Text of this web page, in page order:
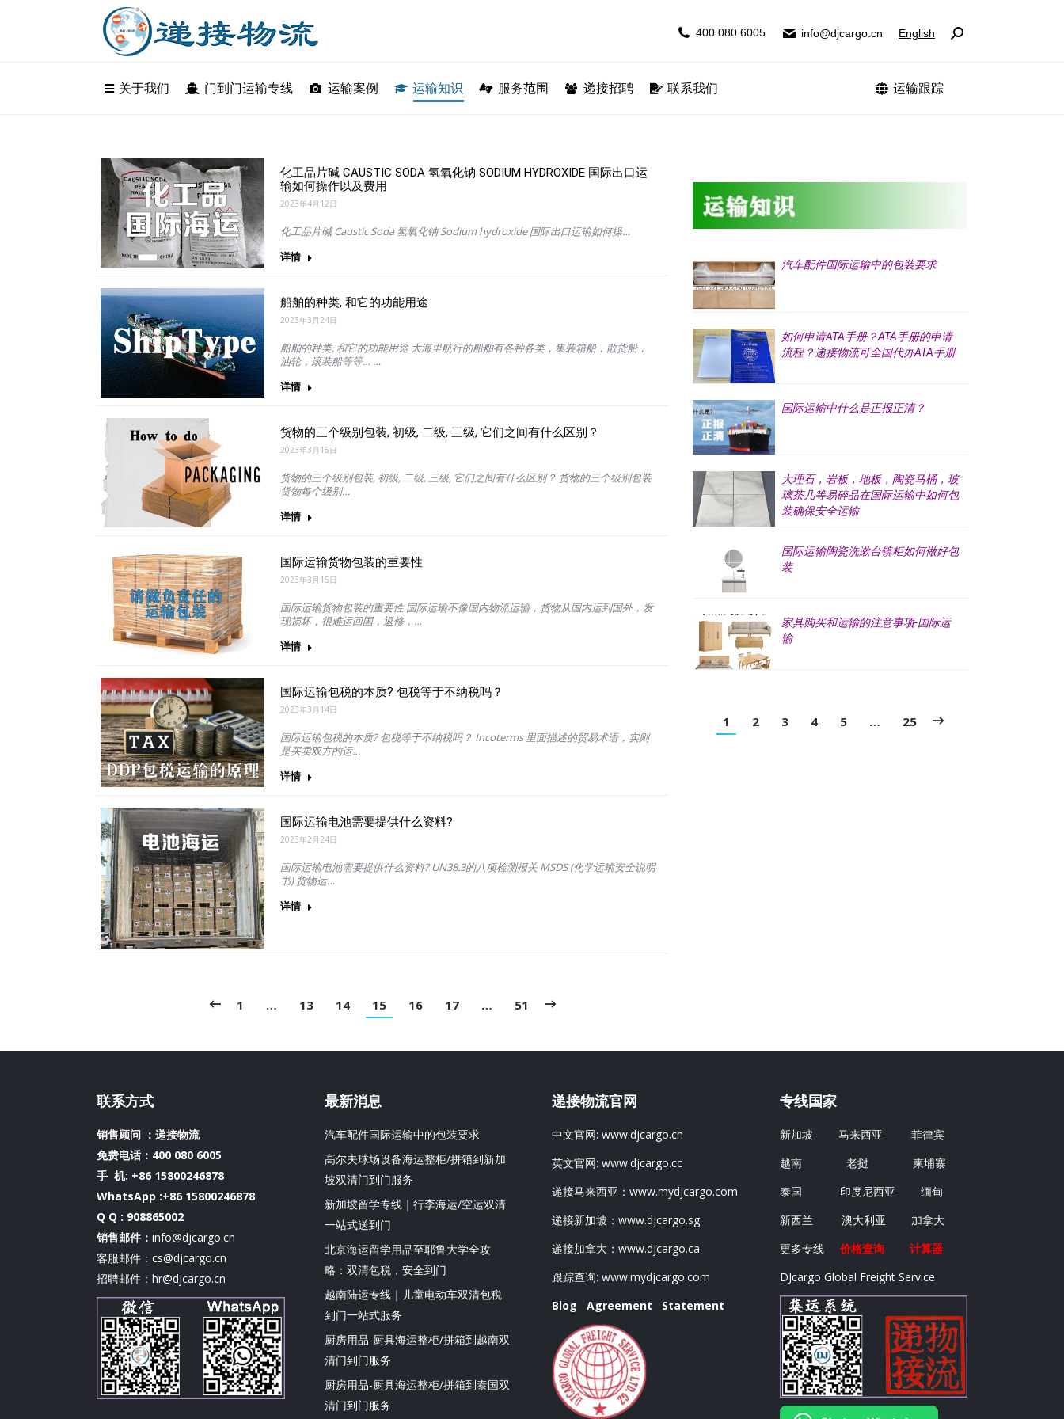
400 080 6005 info@djcargo.cn English Search:
关于我们 门到门运输专线 运输案例 运输知识 服务范围 递接招聘 联系我们 运输跟踪
化工品片碱 CAUSTIC SODA 氢氧化钠 SODIUM HYDROXIDE 国际出口运
输如何操作以及费用
2023年4月12日
化工品片碱 Caustic Soda 氢氧化钠 Sodium hydroxide 国际出口运输如何操…
详情
船舶的种类, 和它的功能用途
2023年3月24日
船舶的种类, 和它的功能用途 大海里航行的船舶有各种各类，集装箱船，散货船，
油轮，滚装船等等… …
详情
货物的三个级别包装, 初级, 二级, 三级, 它们之间有什么区别？
2023年3月15日
货物的三个级别包装, 初级, 二级, 三级, 它们之间有什么区别？ 货物的三个级别包装
货物每个级别…
详情
国际运输货物包装的重要性
2023年3月15日
国际运输货物包装的重要性 国际运输不像国内物流运输，货物从国内运到国外，发
现损坏，很难运回国，返修，…
详情
国际运输包税的本质? 包税等于不纳税吗？
2023年3月14日
国际运输包税的本质? 包税等于不纳税吗？ Incoterms 里面描述的贸易术语，实则
是买卖双方的运…
详情
国际运输电池需要提供什么资料?
2023年2月24日
国际运输电池需要提供什么资料? UN38.3的八项检测报关 MSDS (化学运输安全说明
书) 货物运…
详情
1 … 13 14 15 16 17 … 51
汽车配件国际运输中的包装要求
如何申请ATA手册？ATA手册的申请
流程？递接物流可全国代办ATA手册
国际运输中什么是正报正清？
大理石，岩板，地板，陶瓷马桶，玻
璃茶几等易碎品在国际运输中如何包
装确保安全运输
国际运输陶瓷洗漱台镜柜如何做好包
装
家具购买和运输的注意事项-国际运
输
1 2 3 4 5 … 25
联系方式
销售顾问 ：递接物流
免费电话：400 080 6005
手 机: +86 15800246878
WhatsApp :+86 15800246878
Q Q : 908865002
销售邮件： info@djcargo.cn
客服邮件：cs@djcargo.cn
招聘邮件：hr@djcargo.cn
最新消息
汽车配件国际运输中的包装要求
高尔夫球场设备海运整柜/拼箱到新加
坡双清门到门服务
新加坡留学专线｜行李海运/空运双清
一站式送到门
北京海运留学用品至耶鲁大学全攻
略：双清包税，安全到门
越南陆运专线｜儿童电动车双清包税
到门一站式服务
厨房用品-厨具海运整柜/拼箱到越南双
清门到门服务
厨房用品-厨具海运整柜/拼箱到泰国双
清门到门服务
递接物流官网
中文官网: www.djcargo.cn
英文官网: www.djcargo.cc
递接马来西亚： www.mydjcargo.com
递接新加坡： www.djcargo.sg
递接加拿大： www.djcargo.ca
跟踪查询: www.mydjcargo.com
Blog
Agreement Statement
专线国家
新加坡 马来西亚
菲律宾
越南
老挝
柬埔寨
泰国
印度尼西亚
缅甸
新西兰
澳大利亚
加拿大
更多专线
价格查询
计算器
DJcargo Global Freight Service
400 080 6005 info@djcargo.cn English Search:
关于我们 门到门运输专线 运输案例 运输知识 服务范围 递接招聘